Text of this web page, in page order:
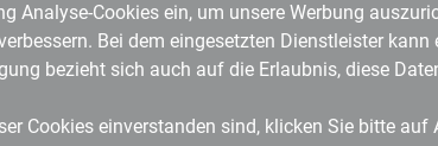
Analyse-Cookies ein, um unsere Werbung
Bei dem eingesetzten Dienstleister
bezieht sich auch auf die Erlaubnis, diese
Cookies einverstanden sind, klicken Sie bitte